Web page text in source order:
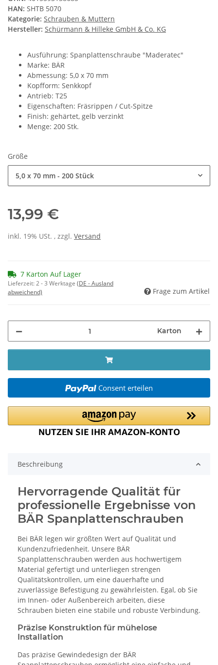
HAN: SHTB 5070
Kategorie: Schrauben & Muttern
Hersteller: Schürmann & Hilleke GmbH & Co. KG
Ausführung: Spanplattenschraube "Maderatec"
Marke: BÄR
Abmessung: 5,0 x 70 mm
Kopfform: Senkkopf
Antrieb: T25
Eigenschaften: Fräsrippen / Cut-Spitze
Finish: gehärtet, gelb verzinkt
Menge: 200 Stk.
Größe
5,0 x 70 mm - 200 Stück
13,99 €
inkl. 19% USt. , zzgl. Versand
7 Karton Auf Lager
Lieferzeit:2 - 3 Werktage (DE - Ausland
abweichend)
Frage zum Artikel
Karton
Consent erteilen
Beschreibung
Hervorragende Qualität für
professionelle Ergebnisse von
BÄR Spanplattenschrauben
Bei BÄR legen wir größten Wert auf Qualität und
Kundenzufriedenheit. Unsere BÄR
Spanplattenschrauben werden aus hochwertigem
Material gefertigt und unterliegen strengen
Qualitätskontrollen, um eine dauerhafte und
zuverlässige Befestigung zu gewährleisten. Egal, ob Sie
im Innen- oder Außenbereich arbeiten, diese
Schrauben bieten eine stabile und robuste Verbindung.
Präzise Konstruktion für mühelose
Installation
Das präzise Gewindedesign der BÄR